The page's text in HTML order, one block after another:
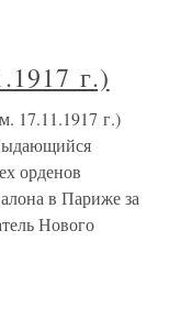
г.)
17.11.1917 г.)
орденов
в Париже за
Нового